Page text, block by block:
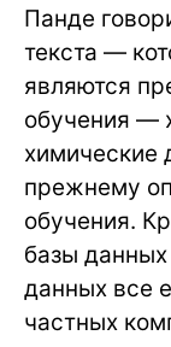
Панде
текста —
являются
обучения —
химические
прежнему
обучения.
базы
данных все
частных